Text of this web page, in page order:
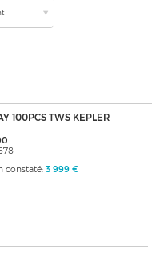
100PCS TWS KEPLER
constaté: 3 999 €